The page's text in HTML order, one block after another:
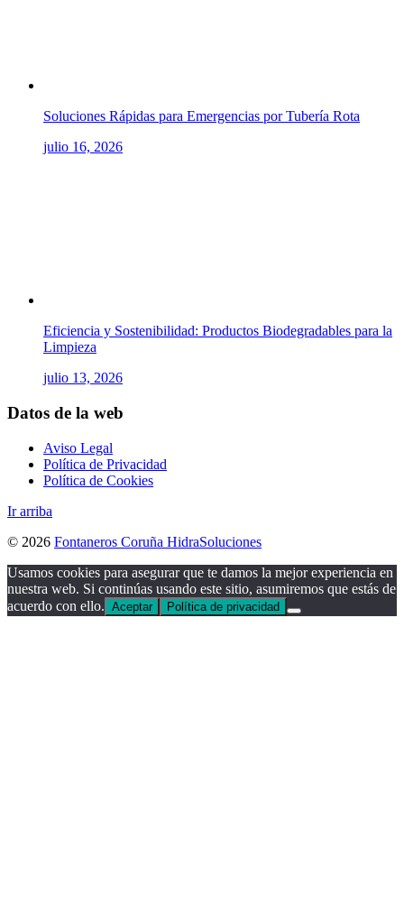
Soluciones Rápidas para Emergencias por Tubería Rota
julio 16, 2026
Eficiencia y Sostenibilidad: Productos Biodegradables para la
Limpieza
julio 13, 2026
Datos de la web
Aviso Legal
Política de Privacidad
Política de Cookies
Ir arriba
© 2026 Fontaneros Coruña HidraSoluciones
Usamos cookies para asegurar que te damos la mejor experiencia en
nuestra web. Si continúas usando este sitio, asumiremos que estás de
acuerdo con ello. Aceptar Política de privacidad